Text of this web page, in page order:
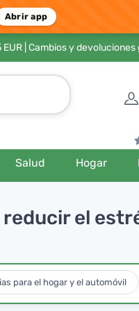
Abrir app
| Cambios y
Salud Hogar
el
para el hogar y el automóvil